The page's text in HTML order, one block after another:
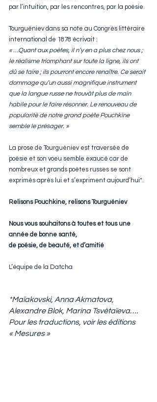
par l’intuition, par les rencontres, par la poésie.
Tourguéniev dans sa note au Congrès littéraire
international de 1878 écrivait :
« …Quant aux poètes, il n’y en a plus chez nous ;
le réalisme triomphant sur toute la ligne, ils ont
dû se taire ; ils pourront encore renaître. Ce serait
dommage qu’un aussi magnifique instrument
que la langue russe ne trouvât plus de main
habile pour le faire résonner. Le renouveau de
popularité de notre grand poète Pouchkine
semble le présager. »
La prose de Tourguéniev est traversée de
poésie et son voeu semble exaucé car de
nombreux et grands poètes russes se sont
exprimés après lui et s’expriment aujourd’hui*.
Relisons Pouchkine, relisons Tourguéniev
Nous vous souhaitons à toutes et tous une
année de bonne santé,
de poésie, de beauté, et d’amitié
L’équipe de la Datcha
*Maïakovski, Anna Akmatova,
Alexandre Blok, Marina Tsvétaïeva….
Pour les traductions, voir les éditions
« Mesures »